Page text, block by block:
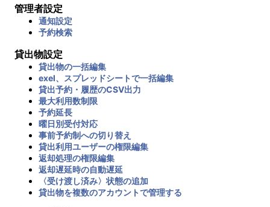
管理者設定
通知設定
予約検索
貸出物設定
貸出物の一括編集
exel、スプレッドシートで一括編集
貸出予約・履歴のCSV出力
最大利用数制限
予約延長
曜日別受付対応
事前予約制への切り替え
貸出利用ユーザーの権限編集
返却処理の権限編集
返却遅延時の自動遅延
〈受け渡し済み〉状態の追加
貸出物を複数のアカウントで管理する